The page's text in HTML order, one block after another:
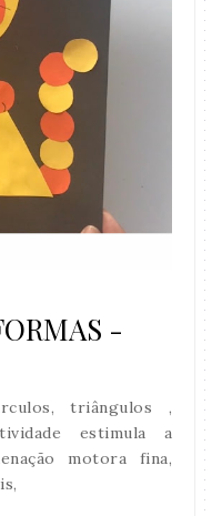
-
triângulos ,
estimula a
motora fina,